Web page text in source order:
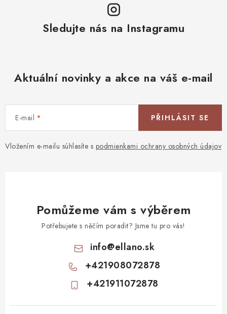
Sledujte nás na Instagramu
Aktuální novinky a akce na váš e-mail
E-mail
Vložením e-mailu súhlasíte s podmienkami ochrany osobných údajov
PŘIHLÁSIT SE
Pomůžeme vám s výběrem
Potřebujete s něčím poradit? Jsme tu pro vás!
info@ellano.sk
+421908072878
+421911072878